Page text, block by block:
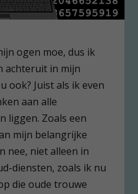
ogen moe, dus ik
achteruit in mijn
ook? Juist als ik even
aan alle
liggen. Zoals een
mijn belangrijke
nee, niet alleen in
diensten, zoals ik nu
die oude trouwe